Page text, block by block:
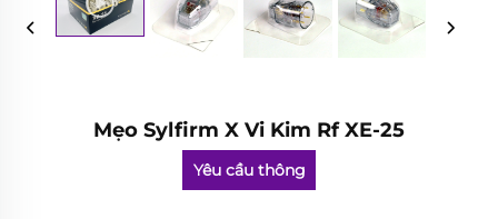
Mẹo Sylfirm X Vi Kim Rf XE-25
Yêu cầu thông